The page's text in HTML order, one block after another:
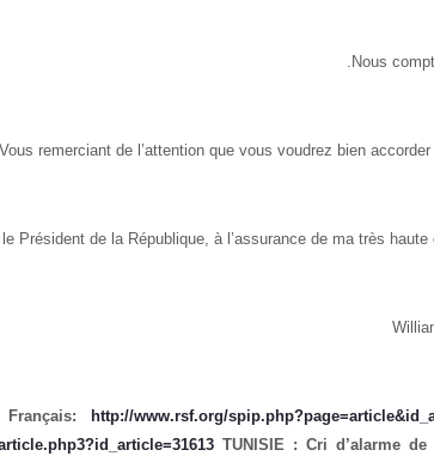
Nous
Vous remerciant de l’attention que vous voudrez bien accorder
Président de la République, à l’assurance de ma très haute
Français:
http://www.rsf.org/
TUNISIE : Cri d’alarme de